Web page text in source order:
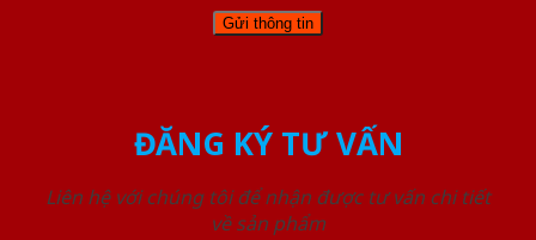
ĐĂNG KÝ TƯ VẤN
Liên hệ với chúng tôi để nhận được tư vấn chi tiết
về sản phẩm